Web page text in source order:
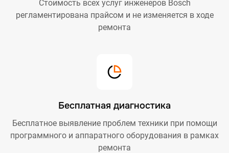
Стоимость всех услуг инженеров Bosch
регламентирована прайсом и не изменяется в ходе
ремонта
Бесплатная диагностика
Бесплатное выявление проблем техники при помощи
программного и аппаратного оборудования в рамках
ремонта